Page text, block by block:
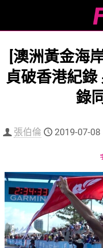
[澳洲黃金海
貞破香港紀
錄
張伯倫 2019-07-08